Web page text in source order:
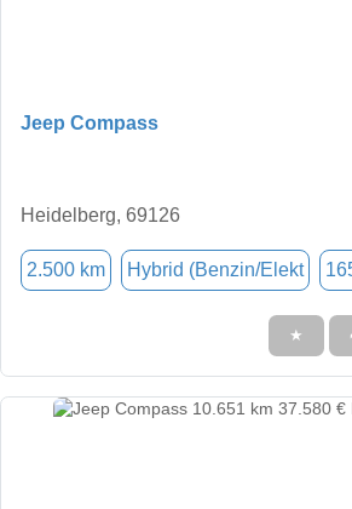
Jeep Compass
Heidelberg, 69126
2.500 km Hybrid (Benzin/Elekt
★